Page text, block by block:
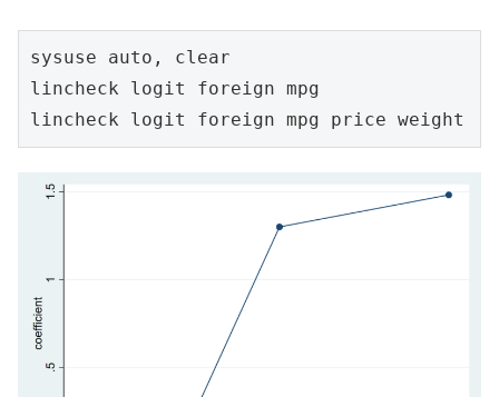
sysuse auto, clear
lincheck logit foreign mpg
lincheck logit foreign mpg price weight